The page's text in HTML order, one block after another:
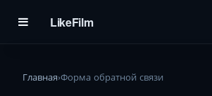
LikeFilm
Главная›Форма обратной связи